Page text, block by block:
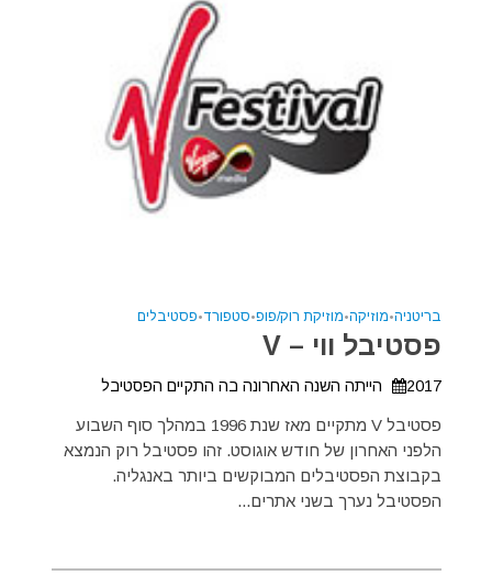
מדינה:
בריטניה•מוזיקה•מוזיקת רוק/פופ•סטפורד•פסטיבלים
פסטיבל ווי – V
2017 הייתה השנה האחרונה בה התקיים הפסטיבל
פסטיבל V מתקיים מאז שנת 1996 במהלך סוף השבוע
הלפני האחרון של חודש אוגוסט. זהו פסטיבל רוק הנמצא
בקבוצת הפסטיבלים המבוקשים ביותר באנגליה.
הפסטיבל נערך בשני אתרים...